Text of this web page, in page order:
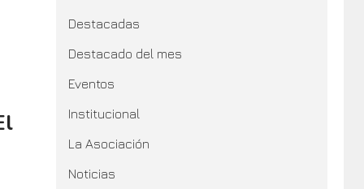
Destacadas
Destacado del mes
Eventos
Institucional
La Asociación
Noticias